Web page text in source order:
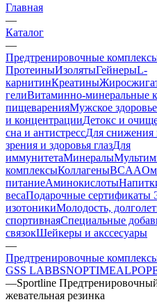
Главная
—
Каталог
—
Предтренировочные
ПротеиныИзолятыГейнерыL-
карнитинКреатины
гелиВитаминно-минеральные
пищеваренияМужское здоровье
и концентрацииДетокс и
сна и антистрессДля снижения
зрения и здоровья глазДля
иммунитетаМинералы
комплексыКоллагеныBCAA
питаниеАминокислоты
весаПодарочные сертификаты
изотоникиМолодость,
спортивнаяСпециальные
связокШейкеры и акссесуары
—
Предтренировочные
GSS LABBSNOPTIMEAL
—Sportline
жевательная резинка